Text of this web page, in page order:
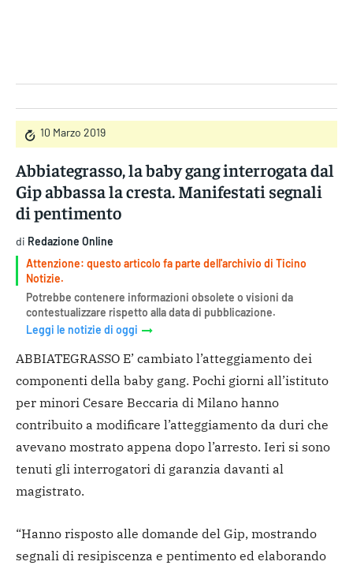
10 Marzo 2019
Abbiategrasso, la baby gang interrogata dal
Gip abbassa la cresta. Manifestati segnali
di pentimento
di Redazione Online
Attenzione: questo articolo fa parte dell'archivio di Ticino
Notizie.
Potrebbe contenere informazioni obsolete o visioni da
contestualizzare rispetto alla data di pubblicazione.
Leggi le notizie di oggi
ABBIATEGRASSO E’ cambiato l’atteggiamento dei
componenti della baby gang. Pochi giorni all’istituto
per minori Cesare Beccaria di Milano hanno
contribuito a modificare l’atteggiamento da duri che
avevano mostrato appena dopo l’arresto. Ieri si sono
tenuti gli interrogatori di garanzia davanti al
magistrato.
“Hanno risposto alle domande del Gip, mostrando
segnali di resipiscenza e pentimento ed elaborando